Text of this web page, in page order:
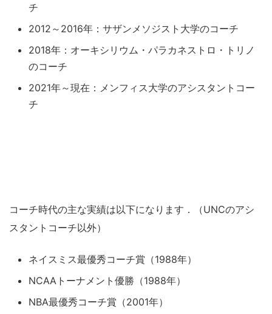
チ
2012～2016年：サザンメソジスト大学のコーチ
2018年：オーキシリウム・パラカネストロ・トリノ
のコーチ
2021年～現在：メンフィス大学のアシスタントコー
チ
コーチ時代の主な実績は以下になります．（UNCのアシ
スタントコーチ以外）
ネイスミス最優秀コーチ賞（1988年）
NCAAトーナメント優勝（1988年）
NBA最優秀コーチ賞（2001年）